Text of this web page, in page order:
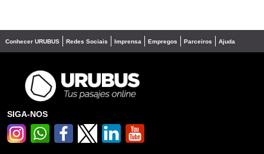
Conhecer URUBUS Redes Sociais Imprensa Empregos Parceiros Ajuda
SIGA-NOS